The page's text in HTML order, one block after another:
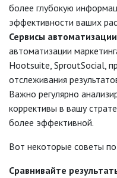
более глубокую
эффективности ваших
Сервисы
автоматизации
Hootsuite, SproutSocial,
отслеживания
Важно регулярно
коррективы в вашу
более эффективной.
Вот некоторые советы по
Сравнивайте